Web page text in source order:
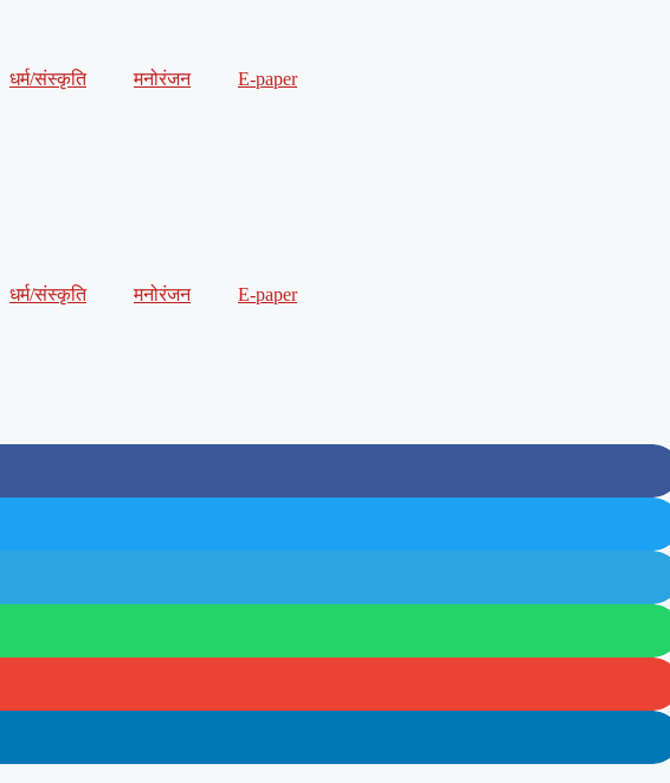
धर्म/संस्कृति मनोरंजन E-paper
धर्म/संस्कृति मनोरंजन
E-paper